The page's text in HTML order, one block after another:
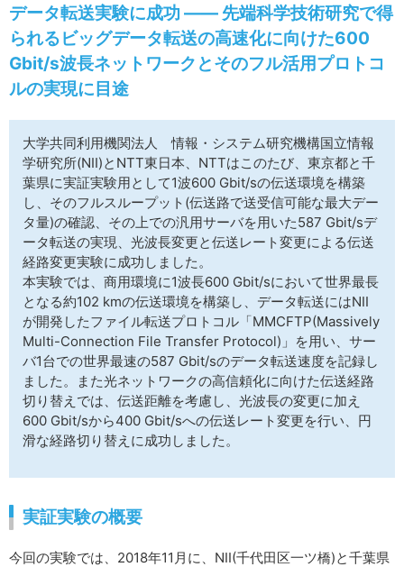
問い合わせ
サイトマップ
データ転送実験に成功 ―― 先端科学技術研究で得
られるビッグデータ転送の高速化に向けた600
Gbit/s波長ネットワークとそのフル活用プロトコ
ルの実現に目途
大学共同利用機関法人 情報・システム研究機構国立情報
学研究所(NII)とNTT東日本、NTTはこのたび、東京都と千
葉県に実証実験用として1波600 Gbit/sの伝送環境を構築
し、そのフルスループット(伝送路で送受信可能な最大デー
タ量)の確認、その上での汎用サーバを用いた587 Gbit/sデ
ータ転送の実現、光波長変更と伝送レート変更による伝送
経路変更実験に成功しました。
本実験では、商用環境に1波長600 Gbit/sにおいて世界最長
となる約102 kmの伝送環境を構築し、データ転送にはNII
が開発したファイル転送プロトコル「MMCFTP(Massively
Multi-Connection File Transfer Protocol)」を用い、サー
バ1台での世界最速の587 Gbit/sのデータ転送速度を記録し
ました。また光ネットワークの高信頼化に向けた伝送経路
切り替えでは、伝送距離を考慮し、光波長の変更に加え
600 Gbit/sから400 Gbit/sへの伝送レート変更を行い、円
滑な経路切り替えに成功しました。
実証実験の概要
今回の実験では、2018年11月に、NII(千代田区一ツ橋)と千葉県